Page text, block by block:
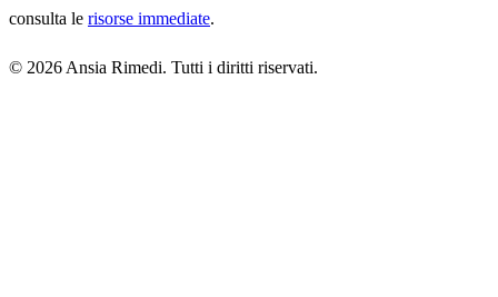
consulta le risorse immediate.
© 2026 Ansia Rimedi. Tutti i diritti riservati.